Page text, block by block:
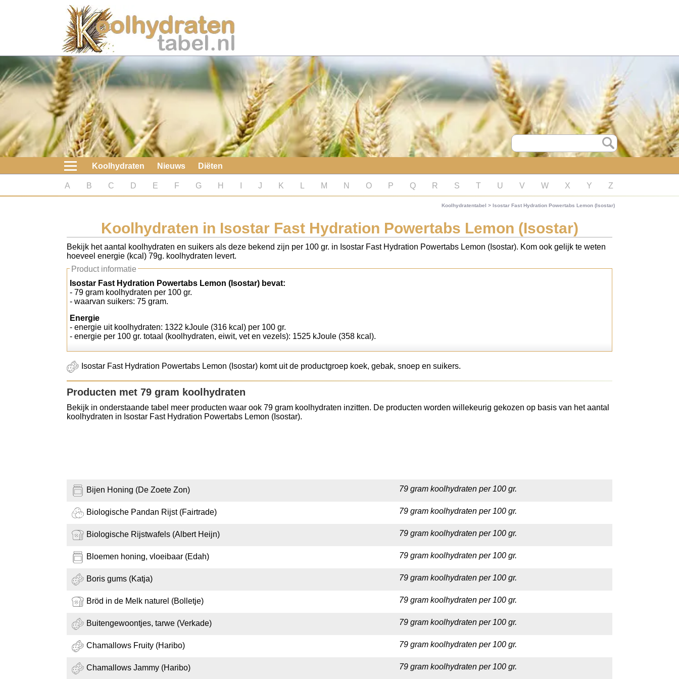
Koolhydraten
Nieuws
Koolhydraatarme diëten
Boeken
koolhydraatarme diëten
Diabetes test
Koolhydraten tellen
Koolhydraten Nieuws Diëten
A B C D E F G H J K M N O P Q R S T U V W X Y Z
Koolhydratentabel > Isostar Fast Hydration Powertabs Lemon (Isostar)
Koolhydraten in Isostar Fast Hydration Powertabs Lemon (Isostar)
Bekijk het aantal koolhydraten en suikers als deze bekend zijn per 100 gr. in Isostar Fast Hydration Powertabs Lemon (Isostar). Kom ook gelijk te weten
hoeveel energie (kcal) 79g. koolhydraten levert.
Product informatie
Isostar Fast Hydration Powertabs Lemon (Isostar) bevat:
- 79 gram koolhydraten per 100 gr.
- waarvan suikers: 75 gram.
Energie
- energie uit koolhydraten: 1322 kJoule (316 kcal) per 100 gr.
- energie per 100 gr. totaal (koolhydraten, eiwit, vet en vezels): 1525 kJoule (358 kcal).
Isostar Fast Hydration Powertabs Lemon (Isostar) komt uit de productgroep koek, gebak, snoep en suikers.
Producten met 79 gram koolhydraten
Bekijk in onderstaande tabel meer producten waar ook 79 gram koolhydraten inzitten. De producten worden willekeurig gekozen op basis van het aantal
koolhydraten in Isostar Fast Hydration Powertabs Lemon (Isostar).
Bijen Honing (De Zoete Zon) 79 gram koolhydraten per 100 gr.
Biologische Pandan Rijst (Fairtrade) 79 gram koolhydraten per 100 gr.
Biologische Rijstwafels (Albert Heijn) 79 gram koolhydraten per 100 gr.
Bloemen honing, vloeibaar (Edah) 79 gram koolhydraten per 100 gr.
Boris gums (Katja) 79 gram koolhydraten per 100 gr.
Bröd in de Melk naturel (Bolletje) 79 gram koolhydraten per 100 gr.
Buitengewoontjes, tarwe (Verkade) 79 gram koolhydraten per 100 gr.
Chamallows Fruity (Haribo) 79 gram koolhydraten per 100 gr.
Chamallows Jammy (Haribo) 79 gram koolhydraten per 100 gr.